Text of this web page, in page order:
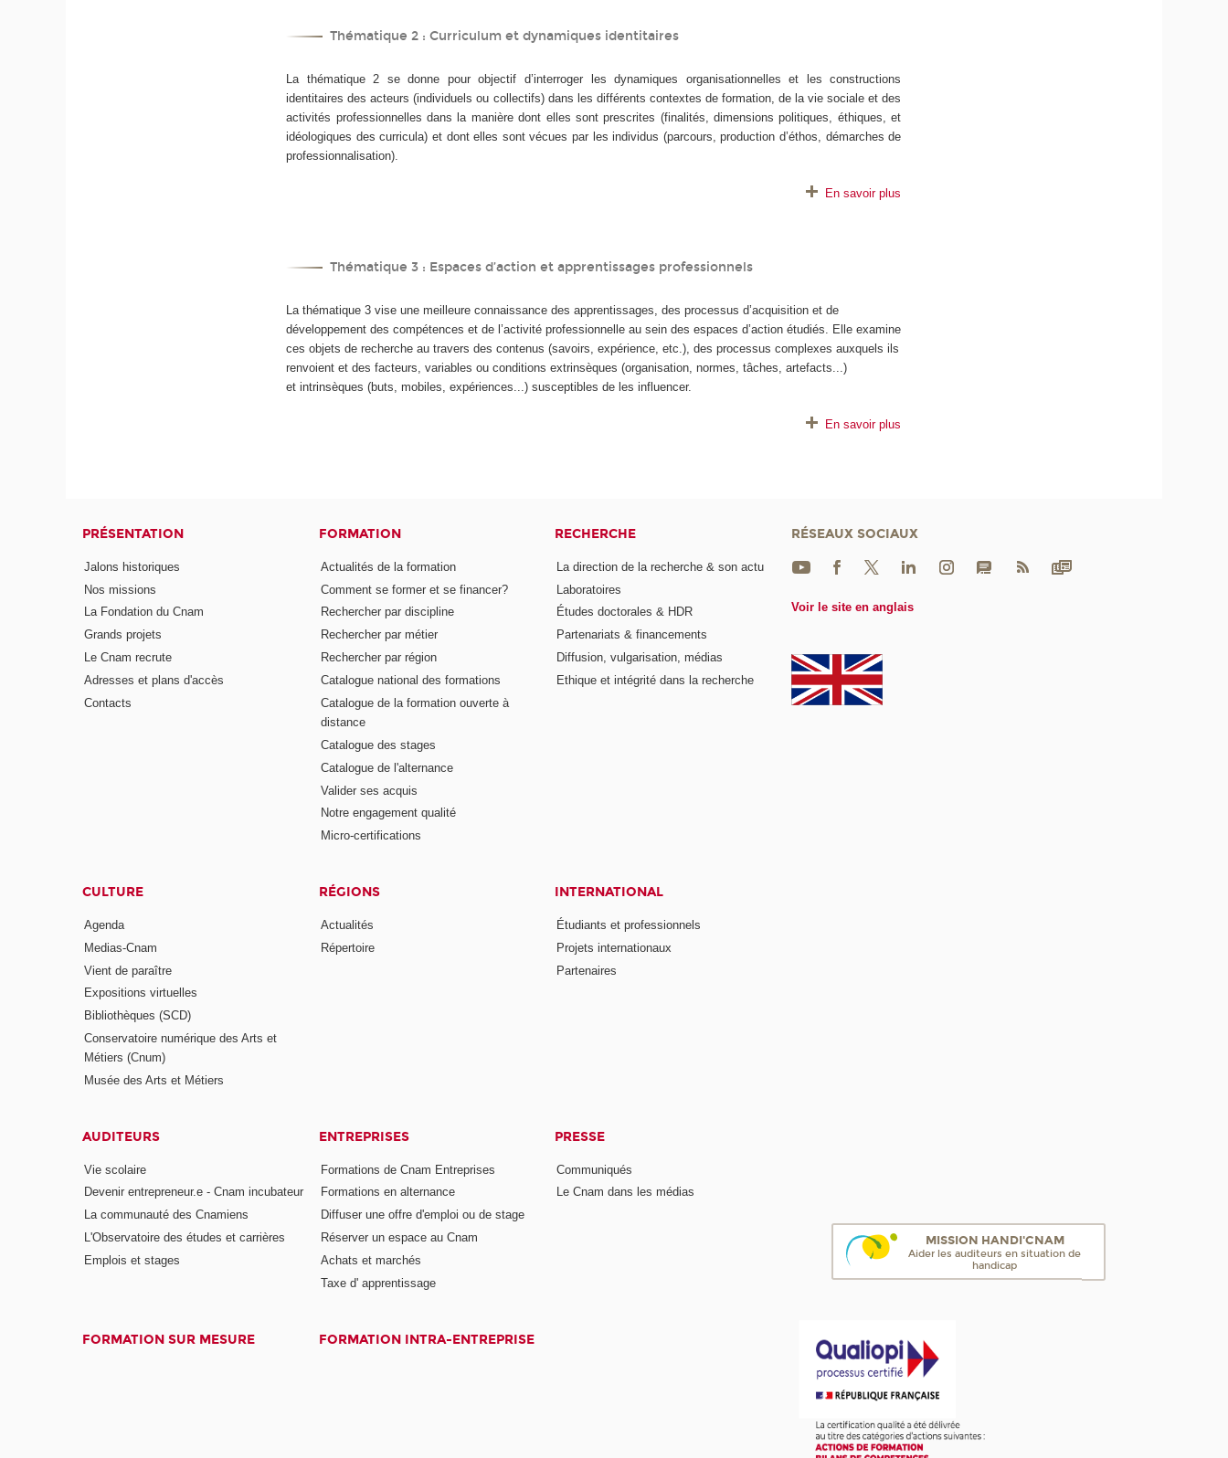
Thématique 2 : Curriculum et dynamiques identitaires
La thématique 2 se donne pour objectif d’interroger les dynamiques organisationnelles et les constructions
identitaires des acteurs (individuels ou collectifs) dans les différents contextes de formation, de la vie sociale et des
activités professionnelles dans la manière dont elles sont prescrites (finalités, dimensions politiques, éthiques, et
idéologiques des curricula) et dont elles sont vécues par les individus (parcours, production d’éthos, démarches de
professionnalisation).
En savoir plus
Thématique 3 : Espaces d’action et apprentissages professionnels
La thématique 3 vise une meilleure connaissance des apprentissages, des processus d’acquisition et de
développement des compétences et de l’activité professionnelle au sein des espaces d’action étudiés. Elle examine
ces objets de recherche au travers des contenus (savoirs, expérience, etc.), des processus complexes auxquels ils
renvoient et des facteurs, variables ou conditions extrinsèques (organisation, normes, tâches, artefacts...)
et intrinsèques (buts, mobiles, expériences...) susceptibles de les influencer.
En savoir plus
PRÉSENTATION
Jalons historiques
Nos missions
La Fondation du Cnam
Grands projets
Le Cnam recrute
Adresses et plans d'accès
Contacts
FORMATION
Actualités de la formation
Comment se former et se financer?
Rechercher par discipline
Rechercher par métier
Rechercher par région
Catalogue national des formations
Catalogue de la formation ouverte à
distance
Catalogue des stages
Catalogue de l'alternance
Valider ses acquis
Notre engagement qualité
Micro-certifications
RECHERCHE
La direction de la recherche & son actu
Laboratoires
Études doctorales & HDR
Partenariats & financements
Diffusion, vulgarisation, médias
Ethique et intégrité dans la recherche
CULTURE
Agenda
Medias-Cnam
Vient de paraître
Expositions virtuelles
Bibliothèques (SCD)
Conservatoire numérique des Arts et
Métiers (Cnum)
Musée des Arts et Métiers
RÉGIONS
Actualités
Répertoire
INTERNATIONAL
Étudiants et professionnels
Projets internationaux
Partenaires
AUDITEURS
Vie scolaire
Devenir entrepreneur.e - Cnam incubateur
La communauté des Cnamiens
L'Observatoire des études et carrières
Emplois et stages
ENTREPRISES
Formations de Cnam Entreprises
Formations en alternance
Diffuser une offre d'emploi ou de stage
Réserver un espace au Cnam
Achats et marchés
Taxe d' apprentissage
PRESSE
Communiqués
Le Cnam dans les médias
FORMATION SUR MESURE FORMATION INTRA-ENTREPRISE
RÉSEAUX SOCIAUX
Voir le site en anglais
MISSION HANDI'CNAM
Aider les auditeurs en situation de
handicap